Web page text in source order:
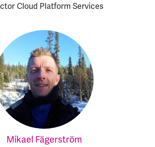
Cloud Platform Services
Mikael Fägerström